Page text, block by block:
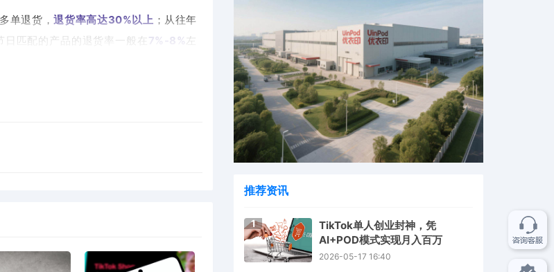
单退货，退货率高达30%以上 ； 从往年
匹配的产品的退货率一般在 7%-8% 左
推荐资讯
1
TikTok单人创业封神，凭
AI+POD模式实现月入百万
2026-05-17 16:40